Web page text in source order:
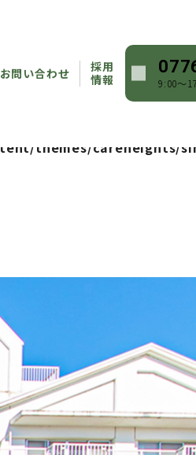
お問い合わせ
採用
情報
9:00〜
themes/careheights/
single.phpon line6
themes/careheights/